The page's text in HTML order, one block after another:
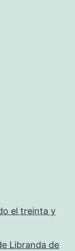
el treinta y
Libranda de